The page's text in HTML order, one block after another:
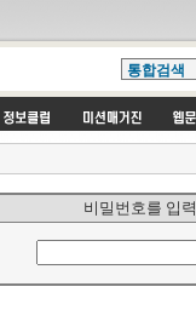
비밀번호를 입